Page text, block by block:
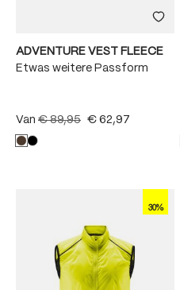
ADVENTURE VEST FLEECE
Etwas weitere Passform
Van € 89,95 € 62,97
30%